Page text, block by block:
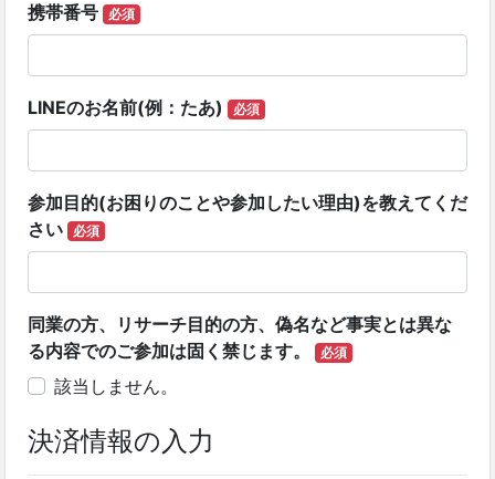
携帯番号 必須
LINEのお名前(例：たあ) 必須
参加目的(お困りのことや参加したい理由)を教えてくだ
さい
必須
同業の方、リサーチ目的の方、偽名など事実とは異な
る内容でのご参加は固く禁じます。
必須
該当しません。
決済情報の入力